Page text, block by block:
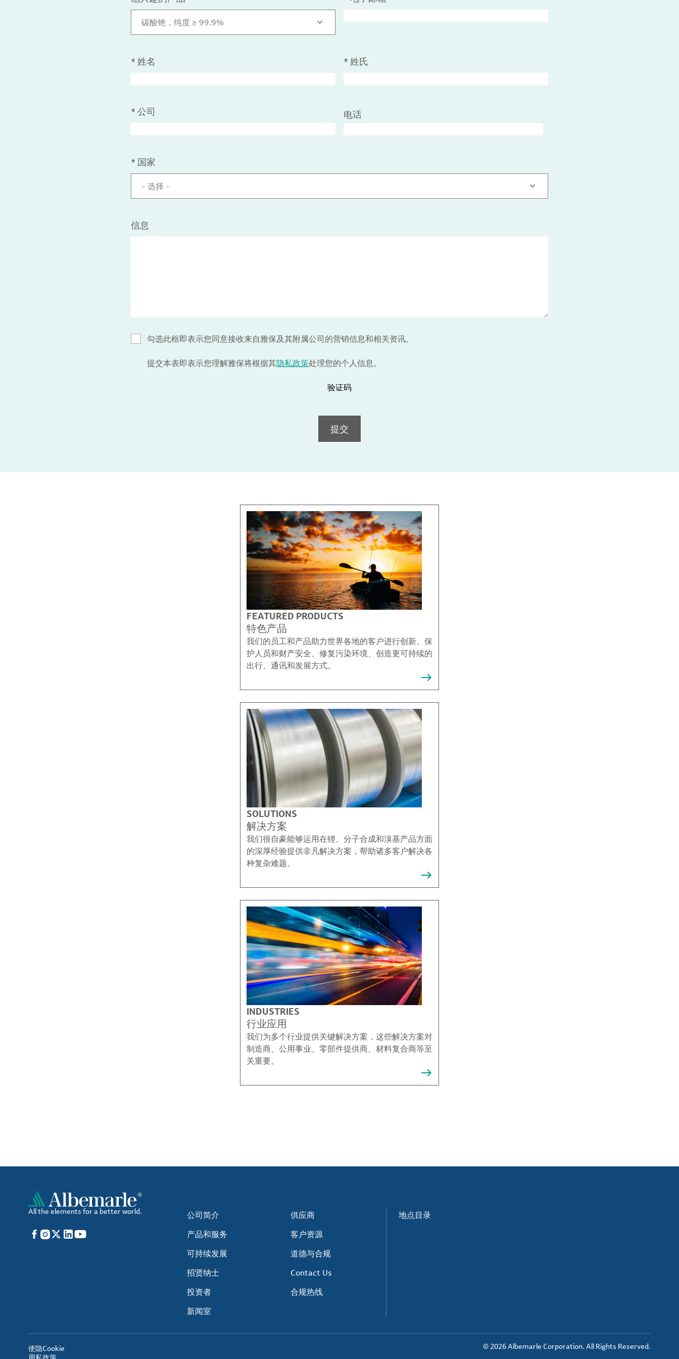
碳酸铯，纯度 ≥ 99.9%
*姓名 * 姓氏
*公司 电话
* 国家
- 选择 -
信息
勾选此框即表示您同意接收来自雅保及其附属公司的营销信息和相关资讯。
提交本表即表示您理解雅保将根据其隐私政策处理您的个人信息。
验证码
提交
FEATURED PRODUCTS
特色产品
我们的员工和产品助力世界各地的客户进行创新、保
护人员和财产安全、修复污染环境、创造更可持续的
出行、通讯和发展方式。
SOLUTIONS
解决方案
我们很自豪能够运用在锂、分子合成和溴基产品方面
的深厚经验提供非凡解决方案，帮助诸多客户解决各
种复杂难题。
INDUSTRIES
行业应用
我们为多个行业提供关键解决方案，这些解决方案对
制造商、公用事业、零部件提供商、材料复合商等至
关重要。
All the elements for a better world.
Facebook
Instagram
X LinkedIn
YouTube
公司简介
产品和服务
可持续发展
招贤纳士
投资者
新闻室
供应商
客户资源
道德与合规
Contact Us
合规热线
地点目录
使隐Cookie
© 2026 Albemarle Corporation. All Rights Reserved.